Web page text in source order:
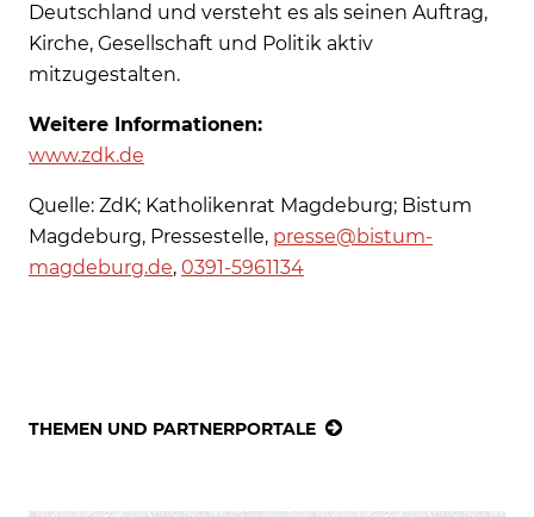
Deutschland und versteht es als seinen Auftrag,
Kirche, Gesellschaft und Politik aktiv
mitzugestalten.
Weitere Informationen:
www.zdk.de
Quelle: ZdK; Katholikenrat Magdeburg; Bistum
Magdeburg, Pressestelle, presse@bistum-
magdeburg.de, 0391-5961134
THEMEN UND PARTNERPORTALE